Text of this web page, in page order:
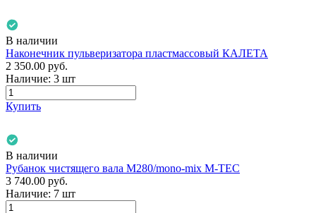
В наличии
Наконечник пульверизатора пластмассовый КАЛЕТА
2 350.00 руб.
Наличие: 3 шт
Купить
В наличии
Рубанок чистящего вала М280/mono-mix M-TEC
3 740.00 руб.
Наличие: 7 шт